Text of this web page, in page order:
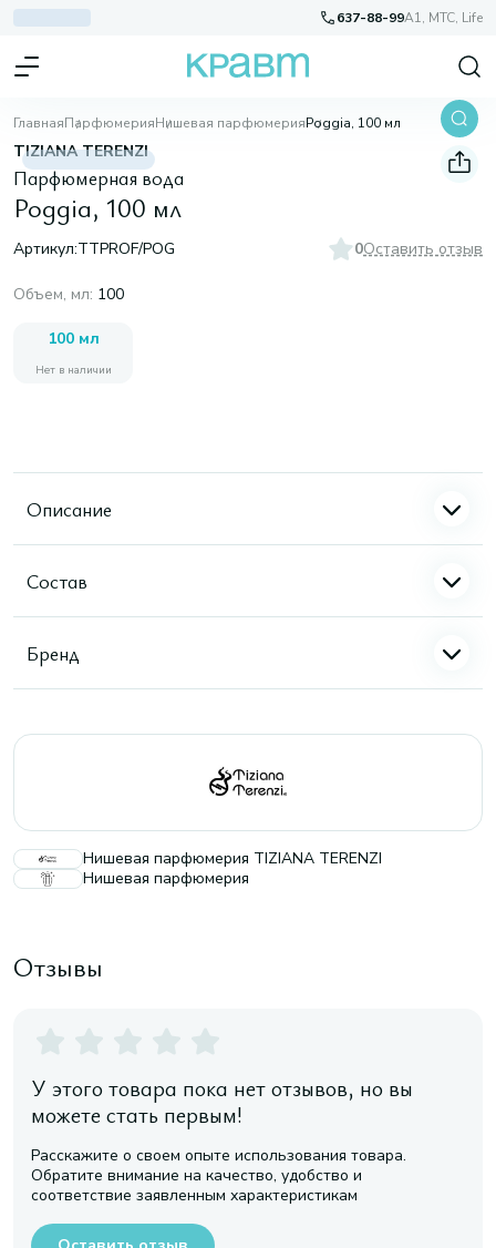
637-88-99A1, МТС, Life
ГлавнаяПарфюмерияНишевая парфюмерияPoggia, 100 мл
TIZIANA TERENZI
Парфюмерная вода
Poggia, 100 мл
Артикул:TTPROF/POG 0Оставить отзыв
Объем, мл: 100
100 мл
Нет в наличии
Описание
Состав
Бренд
Нишевая парфюмерия TIZIANA TERENZI
Нишевая парфюмерия
Отзывы
У этого товара пока нет отзывов, но вы
можете стать первым!
Расскажите о своем опыте использования товара.
Обратите внимание на качество, удобство и
соответствие заявленным характеристикам